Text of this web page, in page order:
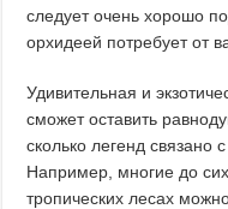
следует очень хорошо
орхидеей потребует от
Удивительная и
сможет оставить
сколько легенд связано
Например, многие до
тропических лесах